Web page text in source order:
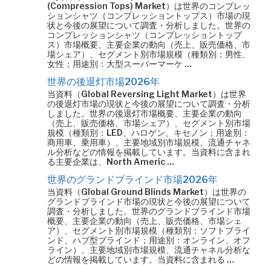
(Compression Tops) Market）は世界のコンプレッ
ションシャツ（コンプレッショントップス）市場の現
状と今後の展望について調査・分析しました。世界の
コンプレッションシャツ（コンプレッショントップ
ス）市場概要、主要企業の動向（売上、販売価格、市
場シェア）、セグメント別市場規模（種類別：男性、
女性；用途別：大型スーパーマーケ …
世界の後退灯市場2026年
当資料（Global Reversing Light Market）は世界
の後退灯市場の現状と今後の展望について調査・分析
しました。世界の後退灯市場概要、主要企業の動向
（売上、販売価格、市場シェア）、セグメント別市場
規模（種類別：LED、ハロゲン、キセノン；用途別：
商用車、乗用車）、主要地域別市場規模、流通チャネ
ル分析などの情報を掲載しています。当資料に含まれ
る主要企業は、North Americ …
世界のグランドブラインド市場2026年
当資料（Global Ground Blinds Market）は世界の
グランドブラインド市場の現状と今後の展望について
調査・分析しました。世界のグランドブラインド市場
概要、主要企業の動向（売上、販売価格、市場シェ
ア）、セグメント別市場規模（種類別：ソフトブライ
ンド、ハブ型ブラインド；用途別：オンライン、オフ
ライン）、主要地域別市場規模、流通チャネル分析な
どの情報を掲載しています。当資料に含まれる …